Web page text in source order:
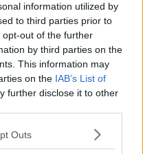
information utilized by
to third parties prior to
out of the further
by third parties on the
This information may
on the IAB’s List of
further disclose it to other
one or more Google
Outs